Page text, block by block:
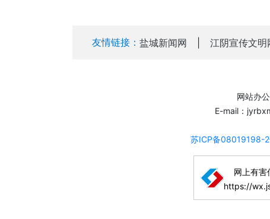
友情链接： 盐城新闻网 江阴宣传文明
网站办
E-mail：
苏ICP备08019198-
网上有害
https://